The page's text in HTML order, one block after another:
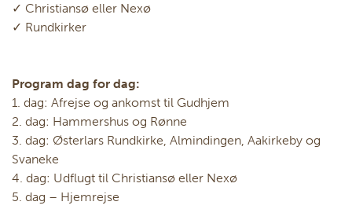
✓ Christiansø eller Nexø
✓ Rundkirker
Program dag for dag:
1. dag: Afrejse og ankomst til Gudhjem
2. dag: Hammershus og Rønne
3. dag: Østerlars Rundkirke, Almindingen, Aakirkeby og
Svaneke
4. dag: Udflugt til Christiansø eller Nexø
5. dag – Hjemrejse